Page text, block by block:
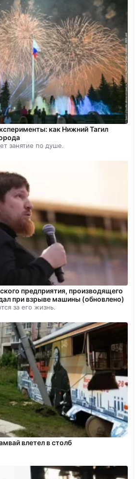
как Нижний Тагил
занятие по душе.
предприятия, производящего
при взрыве машины (обновлено)
за его жизнь.
влетел в столб